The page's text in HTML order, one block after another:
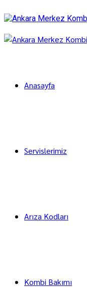
Anasayfa
Servislerimiz
Arıza Kodları
Kombi Bakımı